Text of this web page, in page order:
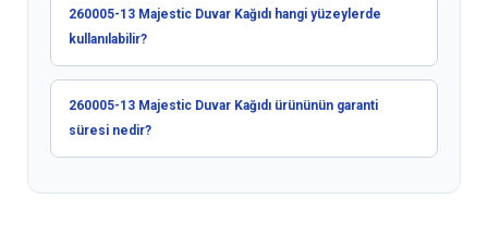
260005-13 Majestic Duvar Kağıdı hangi yüzeylerde
kullanılabilir?
260005-13 Majestic Duvar Kağıdı ürününün garanti
süresi nedir?